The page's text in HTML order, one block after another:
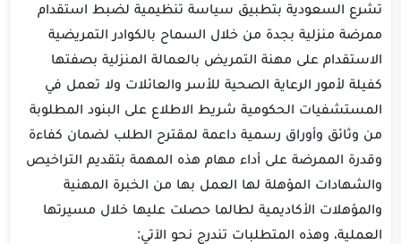
تشرع السعودية بتطبيق سياسة تنظيمية لضبط استقدام
ممرضة منزلية بجدة من خلال السماح بالكوادر التمريضية
الاستقدام على مهنة التمريض بالعمالة المنزلية بصفتها
كفيلة لأمور الرعاية الصحية للأسر والعائلات ولا تعمل في
المستشفيات الحكومية شريط الاطلاع على البنود المطلوبة
من وثائق وأوراق رسمية داعمة لمقترح الطلب لضمان كفاءة
وقدرة الممرضة على أداء مهام هذه المهمة بتقديم التراخيص
والشهادات المؤهلة لها العمل بها من الخبرة المهنية
والمؤهلات الأكاديمية لطالما حصلت عليها خلال مسيرتها
العملية، وهذه المتطلبات تندرج نحو الآتي: